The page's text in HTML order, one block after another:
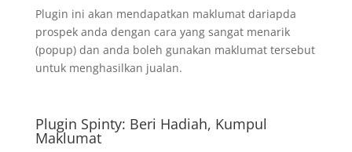
Plugin ini akan mendapatkan maklumat dariapda
prospek anda dengan cara yang sangat menarik
(popup) dan anda boleh gunakan maklumat tersebut
untuk menghasilkan jualan.
Plugin Spinty: Beri Hadiah, Kumpul
Maklumat